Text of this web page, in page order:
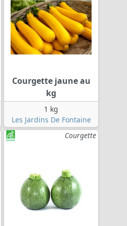
Courgette jaune au
kg
1 kg
Les Jardins De Fontaine
Courgette